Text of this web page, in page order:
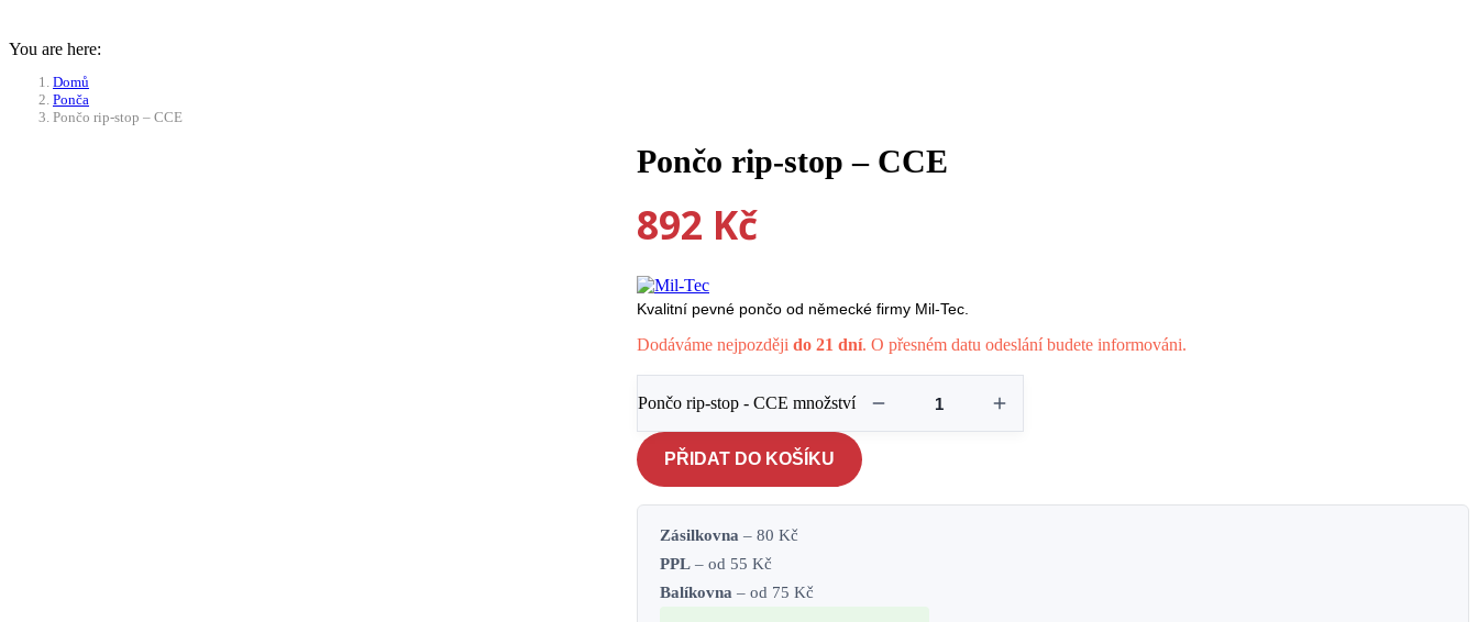
You are here:
Domů
Ponča
Pončo rip-stop – CCE
Pončo rip-stop – CCE
892 Kč
Kvalitní pevné pončo od německé firmy Mil-Tec.
Dodáváme nejpozdějido 21 dní. O přesném datu odeslání budete informováni.
Pončo rip-stop - CCE množství
PŘIDAT DO KOŠÍKU
Zásilkovna – 80 Kč
PPL – od 55 Kč
Balíkovna – od 75 Kč